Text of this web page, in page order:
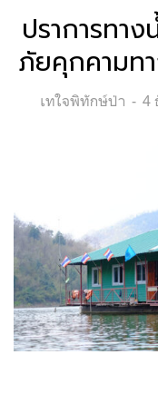
ปราการทา
ภัยคุกคามท
Categories:
เทใจพิทักษ์ป่า 4